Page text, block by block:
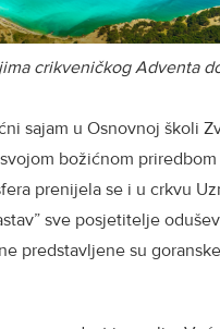
crikveničkog Adventa
sajam u Osnovnoj školi
božićnom
prenijela se i u crkvu
sve posjetitelje
predstavljene su